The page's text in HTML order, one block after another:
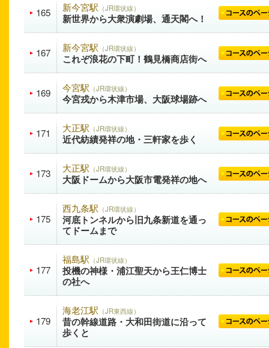
165 新今宮駅 （JR環状線）
新世界から大衆演劇場、通天閣へ！
167 新今宮駅 （JR環状線）
これぞ浪花の下町！鶴見橋商店街へ
169 今宮駅 （JR環状線）
今宮戎から木津市場、大阪球場跡へ
171 大正駅 （JR環状線）
近代紡績発祥の地・三軒家を歩く
173 大正駅 （JR環状線）
大阪ドームから大阪市電発祥の地へ
175
西九条駅 （JR環状線）
河底トンネルから旧九条新道を通っ
てドームまで
177
福島駅 （JR環状線）
投機の神様・浦江聖天から王仁博士
の社へ
179
海老江駅 （JR東西線）
昔の幹線道路・大和田街道に沿って
歩くと